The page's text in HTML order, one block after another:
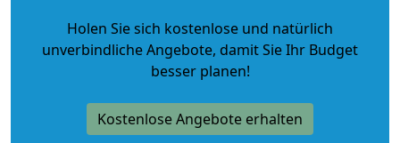
Holen Sie sich kostenlose und natürlich
unverbindliche Angebote, damit Sie Ihr Budget
besser planen!
Kostenlose Angebote erhalten